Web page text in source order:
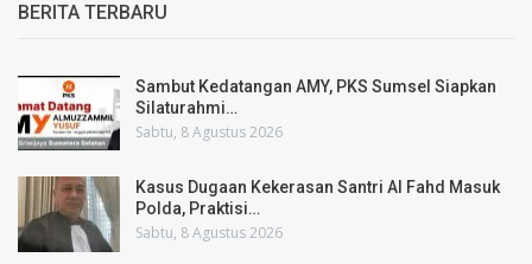
BERITA TERBARU
Sambut Kedatangan AMY, PKS Sumsel Siapkan
Silaturahmi…
Sabtu, 8 Agustus 2026
Kasus Dugaan Kekerasan Santri Al Fahd Masuk
Polda, Praktisi…
Sabtu, 8 Agustus 2026